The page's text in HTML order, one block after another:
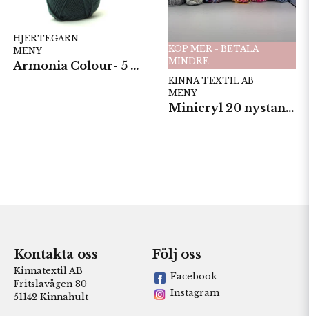
HJERTEGARN
MENY
Armonia Colour- 5 härv/fp. a100 g.
KÖP MER - BETALA
MINDRE
KINNA TEXTIL AB
MENY
Minicryl 20 nystan a25g./fp.
Kontakta oss
Kinnatextil AB
Fritslavägen 80
51142 Kinnahult
Följ oss
Facebook
Instagram